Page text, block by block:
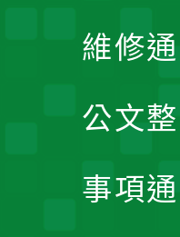
維修
公文
事項